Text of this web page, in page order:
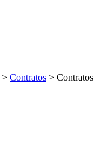
> Contratos > Contratos